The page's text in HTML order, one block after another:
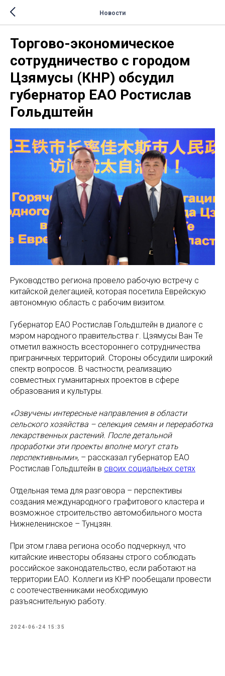
Новости
Торгово-экономическое
сотрудничество с городом
Цзямусы (КНР) обсудил
губернатор ЕАО Ростислав
Гольдштейн
Руководство региона провело рабочую встречу с
китайской делегацией, которая посетила Еврейскую
автономную область с рабочим визитом.
Губернатор ЕАО Ростислав Гольдштейн в диалоге с
мэром народного правительства г. Цзямусы Ван Те
отметил важность всестороннего сотрудничества
приграничных территорий. Стороны обсудили широкий
спектр вопросов. В частности, реализацию
совместных гуманитарных проектов в сфере
образования и культуры.
«Озвучены интересные направления в области
сельского хозяйства – селекция семян и переработка
лекарственных растений. После детальной
проработки эти проекты вполне могут стать
перспективными», – рассказал губернатор ЕАО
Ростислав Гольдштейн в своих социальных сетях
Отдельная тема для разговора – перспективы
создания международного графитового кластера и
возможное строительство автомобильного моста
Нижнеленинское – Тунцзян.
При этом глава региона особо подчеркнул, что
китайские инвесторы обязаны строго соблюдать
российское законодательство, если работают на
территории ЕАО. Коллеги из КНР пообещали провести
с соотечественниками необходимую
разъяснительную работу.
2024-06-24 15:35